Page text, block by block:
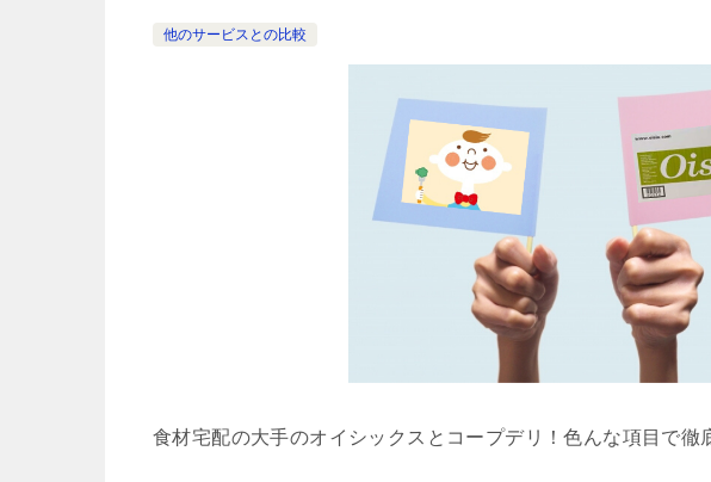
他のサービスとの比較
食材宅配の大手のオイシックスとコープデリ！色んな項目で徹